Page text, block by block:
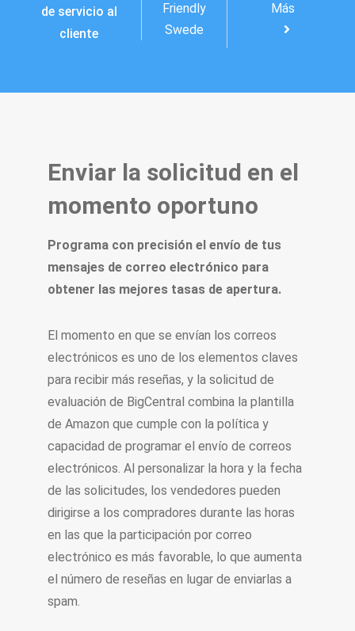
de servicio al
cliente
Friendly
Swede
Más
Enviar la solicitud en el
momento oportuno
Programa con precisión el envío de tus
mensajes de correo electrónico para
obtener las mejores tasas de apertura.
El momento en que se envían los correos
electrónicos es uno de los elementos claves
para recibir más reseñas, y la solicitud de
evaluación de BigCentral combina la plantilla
de Amazon que cumple con la política y
capacidad de programar el envío de correos
electrónicos. Al personalizar la hora y la fecha
de las solicitudes, los vendedores pueden
dirigirse a los compradores durante las horas
en las que la participación por correo
electrónico es más favorable, lo que aumenta
el número de reseñas en lugar de enviarlas a
spam.